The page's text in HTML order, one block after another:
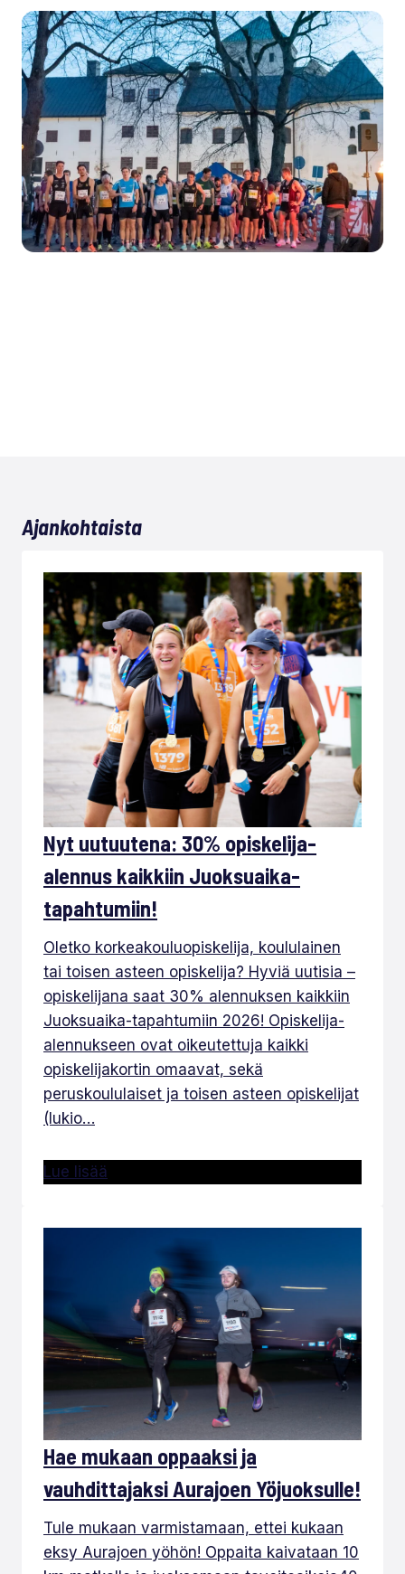
Ajankohtaista
Nyt uutuutena: 30% opiskelija-
alennus kaikkiin Juoksuaika-
tapahtumiin!
Oletko korkeakouluopiskelija, koululainen
tai toisen asteen opiskelija? Hyviä uutisia –
opiskelijana saat 30% alennuksen kaikkiin
Juoksuaika-tapahtumiin 2026! Opiskelija-
alennukseen ovat oikeutettuja kaikki
opiskelijakortin omaavat, sekä
peruskoululaiset ja toisen asteen opiskelijat
(lukio…
Lue lisää
Hae mukaan oppaaksi ja
vauhdittajaksi Aurajoen Yöjuoksulle!
Tule mukaan varmistamaan, ettei kukaan
eksy Aurajoen yöhön! Oppaita kaivataan 10